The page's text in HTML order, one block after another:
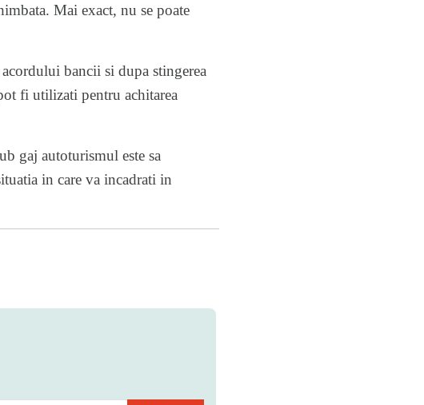
Mai exact, nu se poate
bancii si dupa stingerea
fi utilizati pentru achitarea
gaj autoturismul este sa
in care va incadrati in